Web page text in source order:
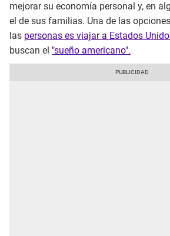
mejorar su economía personal y, en
el de sus familias. Una de las
las personas es viajar a Estados
buscan el "sueño americano".